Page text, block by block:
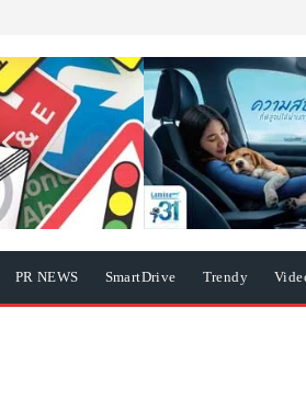
PR NEWS SmartDrive Trendy